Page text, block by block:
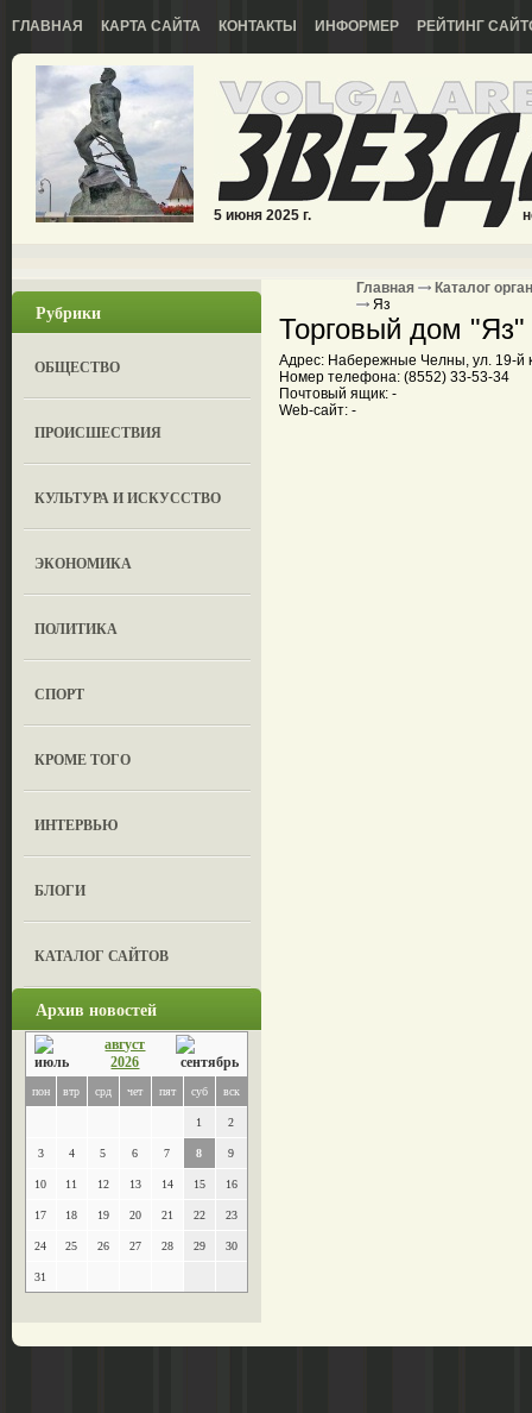
ГЛАВНАЯ КАРТА САЙТА КОНТАКТЫ ИНФОРМЕР РЕЙТИНГ
5 июня 2025 г.
Рубрики
ОБЩЕСТВО
ПРОИСШЕСТВИЯ
КУЛЬТУРА И ИСКУССТВО
ЭКОНОМИКА
ПОЛИТИКА
СПОРТ
КРОМЕ ТОГО
ИНТЕРВЬЮ
БЛОГИ
КАТАЛОГ САЙТОВ
Архив новостей
август
2026
пон втр срд чет пят суб вск
1 2
3 4 5 6 7 8 9
10 11 12 13 14 15 16
17 18 19 20 21 22 23
24 25 26 27 28 29 30
31
Главная
Каталог
Яз
Торговый дом "Яз"
Адрес: Набережные Челны, ул. 19-й
Номер телефона: (8552) 33-53-34
Почтовый ящик: -
Web-сайт: -